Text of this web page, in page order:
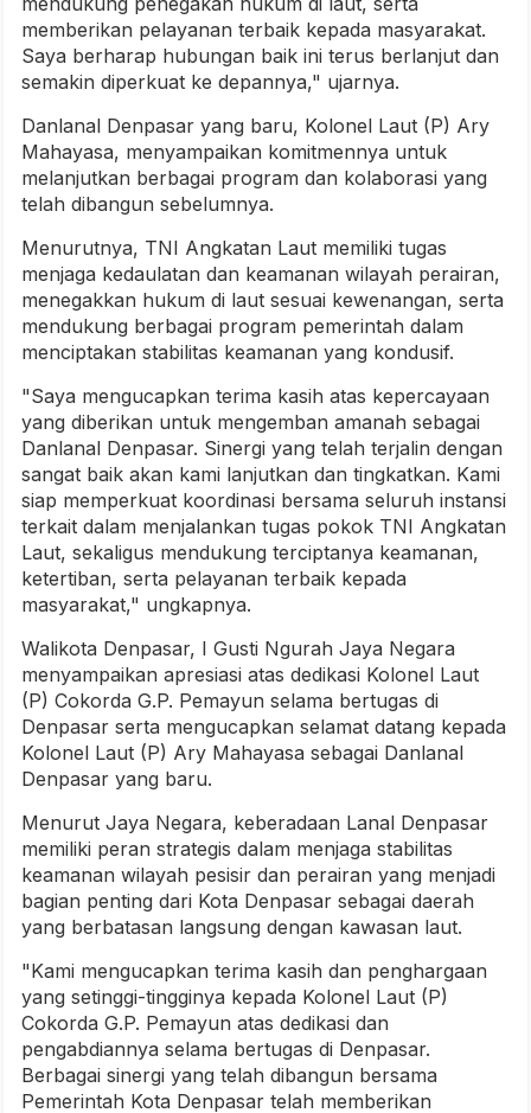
memberikan pelayanan terbaik kepada masyarakat.
Saya berharap hubungan baik ini terus berlanjut dan
semakin diperkuat ke depannya," ujarnya.
Danlanal Denpasar yang baru, Kolonel Laut (P) Ary
Mahayasa, menyampaikan komitmennya untuk
melanjutkan berbagai program dan kolaborasi yang
telah dibangun sebelumnya.
Menurutnya, TNI Angkatan Laut memiliki tugas
menjaga kedaulatan dan keamanan wilayah perairan,
menegakkan hukum di laut sesuai kewenangan, serta
mendukung berbagai program pemerintah dalam
menciptakan stabilitas keamanan yang kondusif.
"Saya mengucapkan terima kasih atas kepercayaan
yang diberikan untuk mengemban amanah sebagai
Danlanal Denpasar. Sinergi yang telah terjalin dengan
sangat baik akan kami lanjutkan dan tingkatkan. Kami
siap memperkuat koordinasi bersama seluruh instansi
terkait dalam menjalankan tugas pokok TNI Angkatan
Laut, sekaligus mendukung terciptanya keamanan,
ketertiban, serta pelayanan terbaik kepada
masyarakat," ungkapnya.
Walikota Denpasar, I Gusti Ngurah Jaya Negara
menyampaikan apresiasi atas dedikasi Kolonel Laut
(P) Cokorda G.P. Pemayun selama bertugas di
Denpasar serta mengucapkan selamat datang kepada
Kolonel Laut (P) Ary Mahayasa sebagai Danlanal
Denpasar yang baru.
Menurut Jaya Negara, keberadaan Lanal Denpasar
memiliki peran strategis dalam menjaga stabilitas
keamanan wilayah pesisir dan perairan yang menjadi
bagian penting dari Kota Denpasar sebagai daerah
yang berbatasan langsung dengan kawasan laut.
"Kami mengucapkan terima kasih dan penghargaan
yang setinggi-tingginya kepada Kolonel Laut (P)
Cokorda G.P. Pemayun atas dedikasi dan
pengabdiannya selama bertugas di Denpasar.
Berbagai sinergi yang telah dibangun bersama
Pemerintah Kota Denpasar telah memberikan